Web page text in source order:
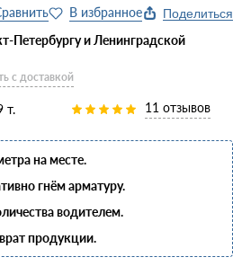
Поделиться
Петербургу и Ленинградской
с доставкой
т. 11 отзывов
на месте.
гнём арматуру.
водителем.
продукции.